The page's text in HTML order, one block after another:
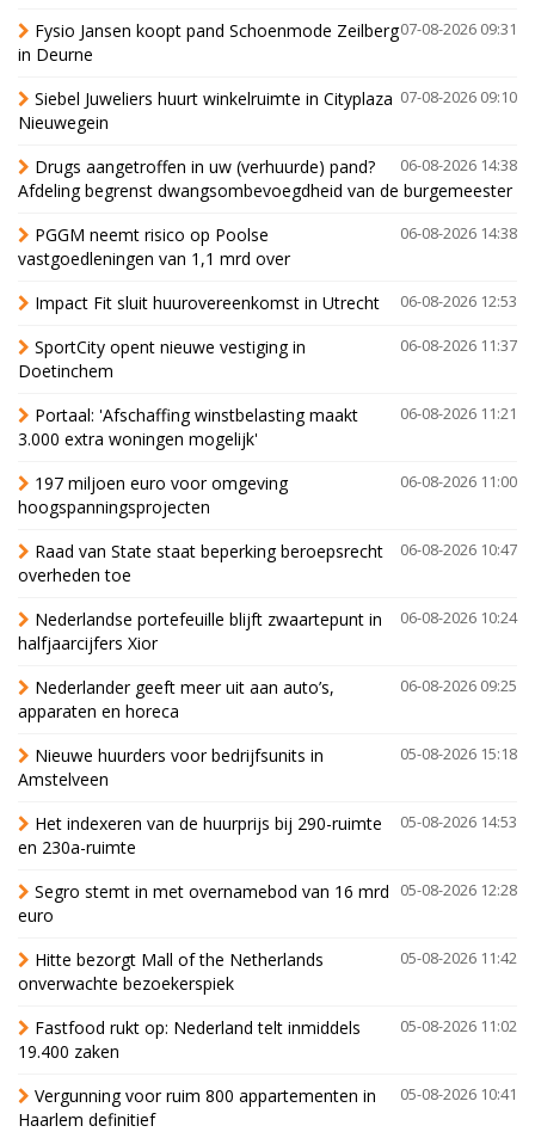
07-08-2026 09:31
Fysio Jansen koopt pand Schoenmode Zeilberg
in Deurne
07-08-2026 09:10
Siebel Juweliers huurt winkelruimte in Cityplaza
Nieuwegein
06-08-2026 14:38
Drugs aangetroffen in uw (verhuurde) pand?
Afdeling begrenst dwangsombevoegdheid van de burgemeester
06-08-2026 14:38
PGGM neemt risico op Poolse
vastgoedleningen van 1,1 mrd over
06-08-2026 12:53
Impact Fit sluit huurovereenkomst in Utrecht
06-08-2026 11:37
SportCity opent nieuwe vestiging in
Doetinchem
06-08-2026 11:21
Portaal: 'Afschaffing winstbelasting maakt
3.000 extra woningen mogelijk'
06-08-2026 11:00
197 miljoen euro voor omgeving
hoogspanningsprojecten
06-08-2026 10:47
Raad van State staat beperking beroepsrecht
overheden toe
06-08-2026 10:24
Nederlandse portefeuille blijft zwaartepunt in
halfjaarcijfers Xior
06-08-2026 09:25
Nederlander geeft meer uit aan auto’s,
apparaten en horeca
05-08-2026 15:18
Nieuwe huurders voor bedrijfsunits in
Amstelveen
05-08-2026 14:53
Het indexeren van de huurprijs bij 290-ruimte
en 230a-ruimte
05-08-2026 12:28
Segro stemt in met overnamebod van 16 mrd
euro
05-08-2026 11:42
Hitte bezorgt Mall of the Netherlands
onverwachte bezoekerspiek
05-08-2026 11:02
Fastfood rukt op: Nederland telt inmiddels
19.400 zaken
05-08-2026 10:41
Vergunning voor ruim 800 appartementen in
Haarlem definitief